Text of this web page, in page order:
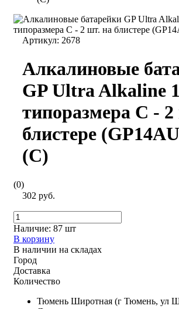
Артикул: 2678
Алкалиновые
GP Ultra Alkaline
типоразмера C -
блистере
(С)
(0)
302 руб.
Наличие: 87 шт
В корзину
В наличии на складах
Город
Доставка
Количество
Тюмень Широтная (г Тюмень, ул